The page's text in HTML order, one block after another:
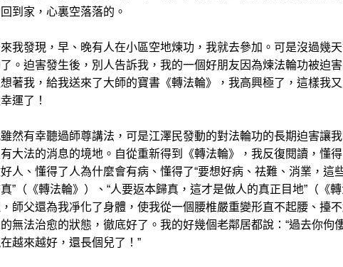
到家，心裏空落落的。
我發現，早、晚有人在小區空地煉功，我就去參加。可是沒過幾
。迫害發生後，別人告訴我，我的一個好朋友因為煉法輪功被迫
著我，給我送來了大師的寶書《轉法輪》，我高興極了，這樣我
運了！
然有幸聽過師尊講法，可是江澤民發動的對法輪功的長期迫害讓
大法的消息的境地。自從重新得到《轉法輪》，我反復閱讀，懂
人、懂得了人為什麼會有病、懂得了“要想好病、祛難、消業，這
”（《轉法輪》）、“人要返本歸真，這才是做人的真正目地”（《
師父還為我凈化了身體，使我從一個腰椎嚴重變形直不起腰、擡
無法治愈的狀態，徹底好了。我的好幾個老鄰居都說：“過去你佝
越來越好，還長個兒了！”